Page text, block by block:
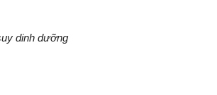
dinh dưỡng